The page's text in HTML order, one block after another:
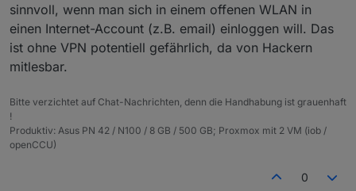
sinnvoll, wenn man sich in einem offenen WLAN in
einen Internet-Account (z.B. email) einloggen will. Das
ist ohne VPN potentiell gefährlich, da von Hackern
mitlesbar.
Bitte verzichtet auf Chat-Nachrichten, denn die Handhabung ist grauenhaft
!
Produktiv: Asus PN 42 / N100 / 8 GB / 500 GB; Proxmox mit 2 VM (iob /
openCCU)
0